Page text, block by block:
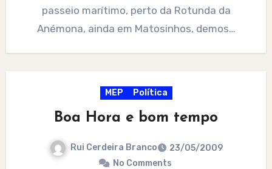
passeio marítimo, perto da Rotunda da
Anémona, ainda em Matosinhos, demos…
MEP Política
Boa Hora e bom tempo
Rui Cerdeira Branco
23/05/2009
No Comments